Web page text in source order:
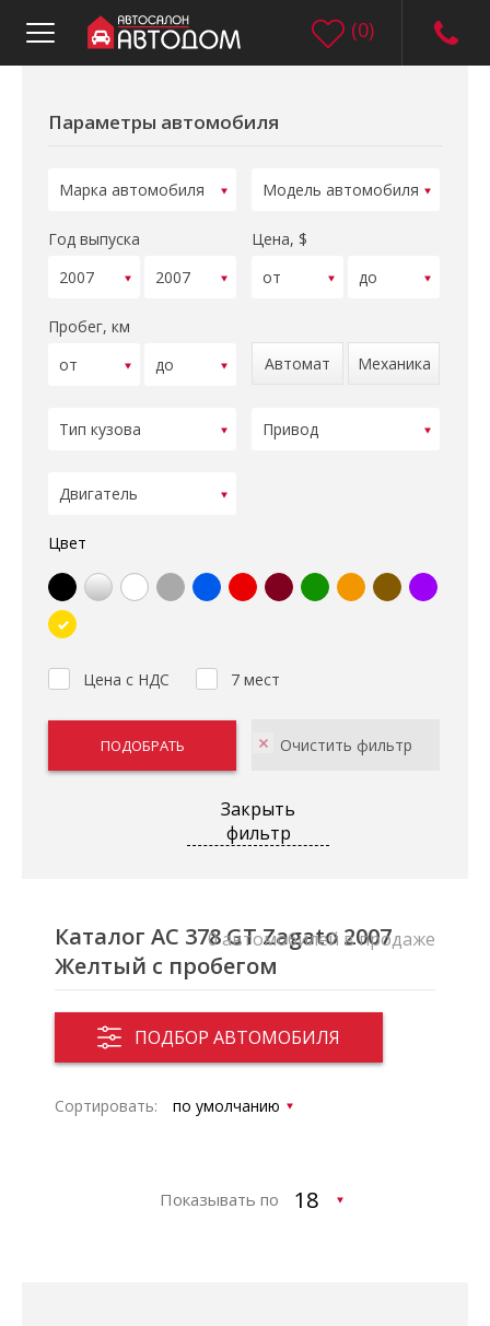
(0)
Параметры автомобиля
Год выпуска Цена, $
Пробег, км
Автомат
Механика
Цвет
Цена с НДС 7 мест
Закрыть
фильтр
Каталог AC 378 GT Zagato 2007
Желтый с пробегом
ПОДБОР АВТОМОБИЛЯ
0 автомобилей в продаже
Сортировать:
Показывать по